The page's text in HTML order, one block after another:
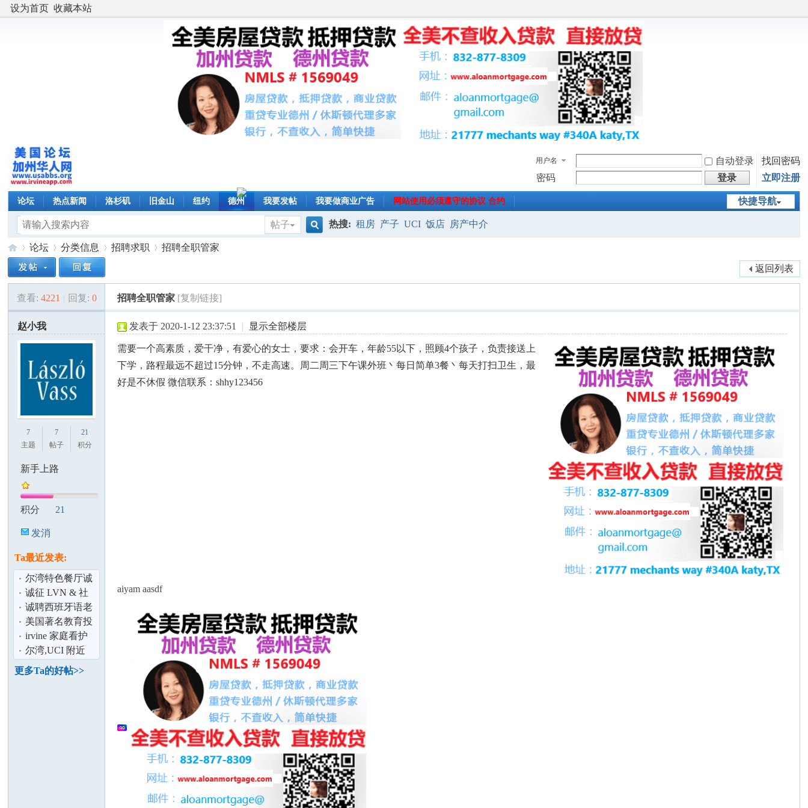
设为首页 收藏本站
用户名 自动登录
找回密码
密码
登录 立即注册
快捷导航
论坛 热点新闻 洛杉矶 旧金山 纽约 德州 我要发帖 我要做商业广告 网站使用必须遵守的协议 合约
帖子
热搜: 租房 产子 UCI 饭店 房产中介
美
国
坛
»
论坛
›
分类信息 招聘求职
›
招聘全职管家
返回列表
查看: 4221 | 回复: 0 招聘全职管家 [复制链接]
赵小我
7
主题
7
帖子
21
积分
新手上路
积分 21
发消
Ta最近发表:
尔湾特色餐厅诚
聘
诚征 LVN & 社
工助理
诚聘西班牙语老
师,Part time,3-6
students
美国著名教育投
资集团-文美集团
多个职位热
irvine 家庭看护
儿童
尔湾,UCI 附近
住家 家教老师
更多Ta的好帖>>
发表于 2020-1-12 23:37:51 | 显示全部楼层
需要一个高素质，爱干净，有爱心的女士，要求：会开车，年龄55以下，照顾4个孩子，负责接送上
下学，路程最远不超过15分钟，不走高速。周二周三下午课外班丶每日简单3餐丶每天打扫卫生，最
好是不休假 微信联系：shhy123456
aiyam aasdf